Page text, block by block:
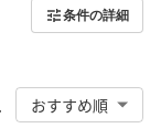
条件の詳細
おすすめ順